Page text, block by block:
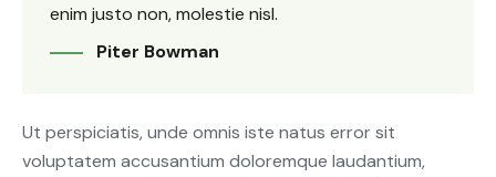
enim justo non, molestie nisl.
Piter Bowman
Ut perspiciatis, unde omnis iste natus error sit
voluptatem accusantium doloremque laudantium,